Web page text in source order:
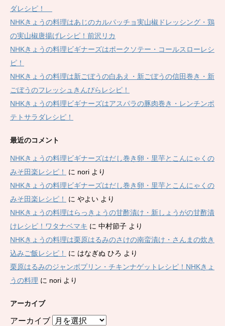
ダレシピ！
NHKきょうの料理はあじのカルパッチョ実山椒ドレッシング・鶏
の実山椒唐揚げレシピ！前沢リカ
NHKきょうの料理ビギナーズはポークソテー・コールスローレシ
ピ！
NHKきょうの料理は新ごぼうの白あえ・新ごぼうの信田巻き・新
ごぼうのフレッシュきんぴらレシピ！
NHKきょうの料理ビギナーズはアスパラの豚肉巻き・レンチンポ
テトサラダレシピ！
最近のコメント
NHKきょうの料理ビギナーズはだし巻き卵・里芋とこんにゃくの
みそ田楽レシピ！
に nori より
NHKきょうの料理ビギナーズはだし巻き卵・里芋とこんにゃくの
みそ田楽レシピ！
に やよい より
NHKきょうの料理はらっきょうの甘酢漬け・新しょうがの甘酢漬
けレシピ！ワタナベマキ に 中村節子 より
NHKきょうの料理は栗原はるみのさけの南蛮漬け・さんまの炊き
込みご飯レシピ！
に はなぎぬ ひろ より
栗原はるみのジャンボプリン・チキンナゲットレシピ！NHKきょ
うの料理 に nori より
アーカイブ
アーカイブ